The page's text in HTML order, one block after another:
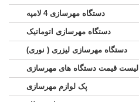
دستگاه مهرسازی 4 لامپه
دستگاه مهرسازی اتوماتیک
دستگاه مهرسازی لیزری ( نوری)
لیست قیمت دستگاه های مهرسازی
پک لوازم مهرسازی